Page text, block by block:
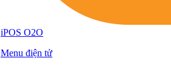
iPOS O2O
Menu điện tử